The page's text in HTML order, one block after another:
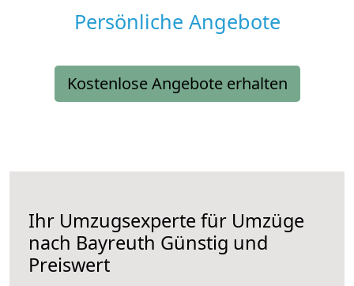
Persönliche Angebote
Kostenlose Angebote erhalten
Ihr Umzugsexperte für Umzüge
nach Bayreuth Günstig und
Preiswert